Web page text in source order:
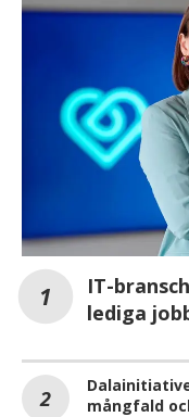
IT-
lediga
mångfald